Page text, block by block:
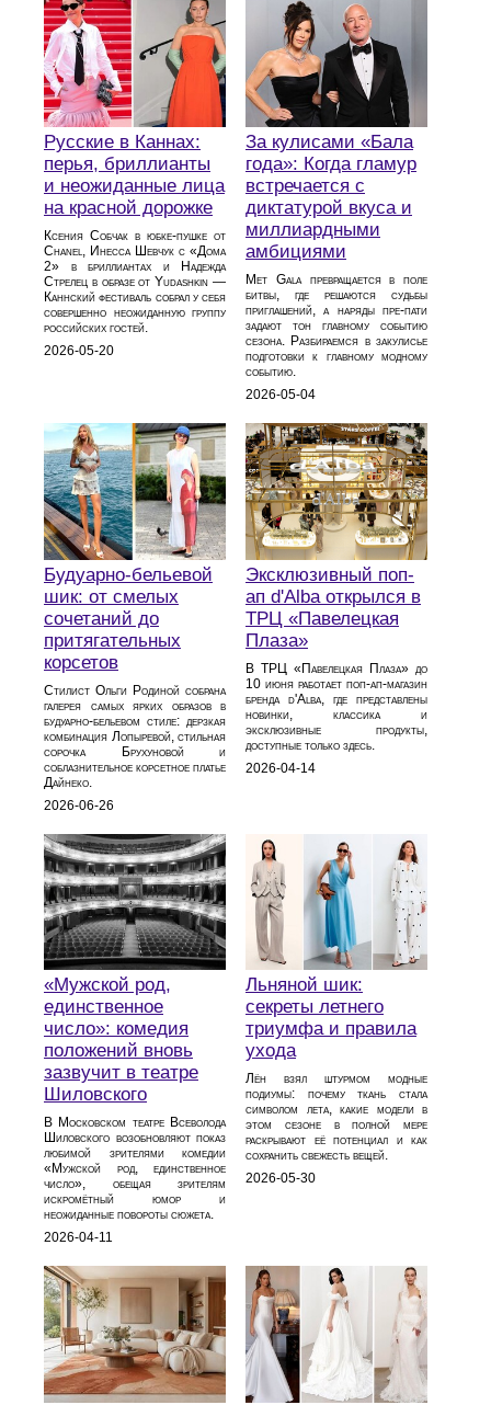
Русские в Каннах:
перья, бриллианты
и неожиданные лица
на красной дорожке
Ксения Собчак в юбке-пушке от
Chanel, Инесса Шевчук с «Дома
2» в бриллиантах и Надежда
Стрелец в образе от Yudashkin —
Каннский фестиваль собрал у себя
совершенно неожиданную группу
российских гостей.
2026-05-20
За кулисами «Бала
года»: Когда гламур
встречается с
диктатурой вкуса и
миллиардными
амбициями
Met Gala превращается в поле
битвы, где решаются судьбы
приглашений, а наряды пре-пати
задают тон главному событию
сезона. Разбираемся в закулисье
подготовки к главному модному
событию.
2026-05-04
Будуарно‑бельевой
шик: от смелых
сочетаний до
притягательных
корсетов
Стилист Ольги Родиной собрана
галерея самых ярких образов в
будуарно‑бельевом стиле: дерзкая
комбинация Лопыревой, стильная
сорочка Брухуновой и
соблазнительное корсетное платье
Дайнеко.
2026-06-26
Эксклюзивный поп-
ап d'Alba открылся в
ТРЦ «Павелецкая
Плаза»
В ТРЦ «Павелецкая Плаза» до
10 июня работает поп-ап-магазин
бренда d'Alba, где представлены
новинки, классика и
эксклюзивные продукты,
доступные только здесь.
2026-04-14
«Мужской род,
единственное
число»: комедия
положений вновь
зазвучит в театре
Шиловского
В Московском театре Всеволода
Шиловского возобновляют показ
любимой зрителями комедии
«Мужской род, единственное
число», обещая зрителям
искромётный юмор и
неожиданные повороты сюжета.
2026-04-11
Льняной шик:
секреты летнего
триумфа и правила
ухода
Лён взял штурмом модные
подиумы: почему ткань стала
символом лета, какие модели в
этом сезоне в полной мере
раскрывают её потенциал и как
сохранить свежесть вещей.
2026-05-30